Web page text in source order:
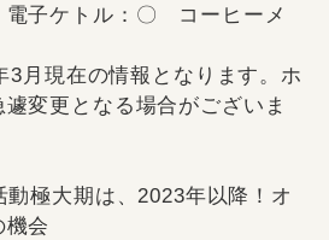
子ケトル：〇 コーヒーメ
月現在の情報となります。ホ
変更となる場合がございま
極大期は、2023年以降！オ
機会